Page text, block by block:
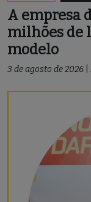
A empresa
milhões de
modelo
3 de agosto de 2026